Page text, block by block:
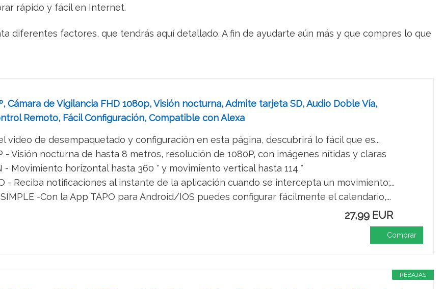
rápido y fácil en Internet.
diferentes factores, que tendrás aquí detallado. A fin de ayudarte aún más y que compres lo que
Cámara de Vigilancia FHD 1080p, Visión nocturna, Admite tarjeta SD, Audio Doble Vía,
Remoto, Fácil Configuración, Compatible con Alexa
video de desempaquetado y configuración en esta página, descubrirá lo fácil que es...
- Visión nocturna de hasta 8 metros, resolución de 1080P, con imágenes nítidas y claras
- Movimiento horizontal hasta 360 ° y movimiento vertical hasta 114 °
- Reciba notificaciones al instante de la aplicación cuando se intercepta un movimiento;...
SIMPLE -Con la App TAPO para Android/IOS puedes configurar fácilmente el calendario,...
27,99 EUR
Comprar
REBAJAS